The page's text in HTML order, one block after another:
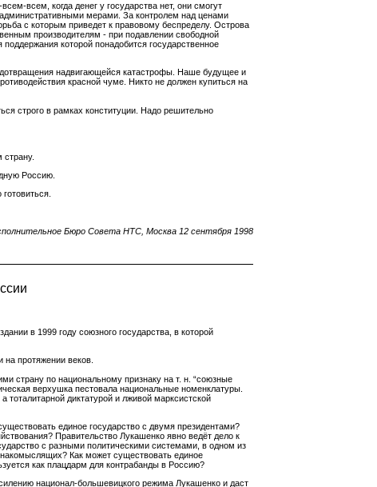
всем, когда денег у государства нет, они смогут
мерами. За контролем над ценами
с которым приведет к правовому беспределу. Острова
производителям - при подавлении свободной
которой понадобится государственное
надвигающейся катастрофы. Наше будущее и
красной чуме. Никто не должен купиться на
строго в рамках конституции. Надо решительно
Россию.
Бюро Совета НТС, Москва 12 сентября 1998
в 1999 году союзного государства, в которой
протяжении веков.
страну по национальному признаку на т. н. “союзные
верхушка пестовала национальные номенклатуры.
диктатурой и лживой марксистской
единое государство с двумя президентами?
Правительство Лукашенко явно ведёт дело к
с разными политическими системами, в одном из
Как может существовать единое
как плацдарм для контрабанды в Россию?
национал-большевицкого режима Лукашенко и даст